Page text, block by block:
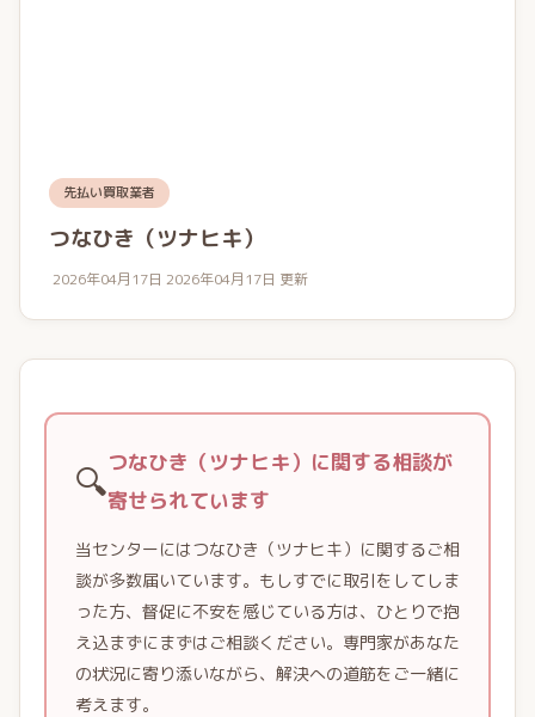
先払い買取業者
つなひき（ツナヒキ）
2026年04月17日 2026年04月17日 更新
🔍つなひき（ツナヒキ）に関する相談が
寄せられています
当センターにはつなひき（ツナヒキ）に関するご相
談が多数届いています。もしすでに取引をしてしま
った方、督促に不安を感じている方は、ひとりで抱
え込まずにまずはご相談ください。専門家があなた
の状況に寄り添いながら、解決への道筋をご一緒に
考えます。